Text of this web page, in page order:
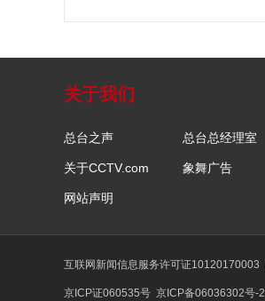
关于我们
总台之声 总台总经理室
关于CCTV.com 象舞广告
网站声明
互联网新闻信息服务许可证10120170003
京ICP证060535号 京ICP备06036302号-2